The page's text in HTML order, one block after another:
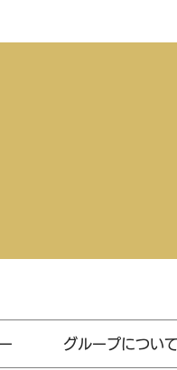
グループについて